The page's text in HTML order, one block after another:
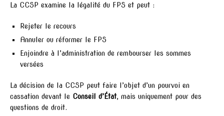
La CCSP examine la légalité du FPS et peut :
Rejeter le recours
Annuler ou réformer le FPS
Enjoindre à l’administration de rembourser les sommes
versées
La décision de la CCSP peut faire l’objet d’un pourvoi en
cassation devant le Conseil d’État, mais uniquement pour des
questions de droit.